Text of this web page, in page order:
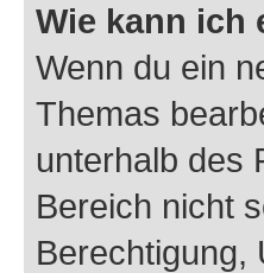
Wie kann ich
Wenn du ein
Themas
unterhalb des
Bereich nicht
Berechtigung,